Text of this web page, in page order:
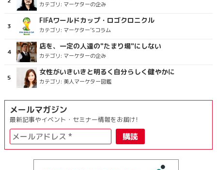
カテゴリ: マーケターの企み
FIFAワールドカップ・ロゴクロニクル
カテゴリ: マーケター’Sコラム
店を、一定の人達の"たまり場"にしない
カテゴリ: マーケターの企み
女性がいきいきと明るく自分らしく健やかに
カテゴリ: 美人マーケター図鑑
メールマガジン
最新記事やイベント・セミナー情報をお届け!